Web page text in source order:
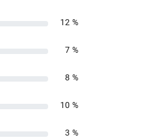
12 %
7 %
8 %
10 %
3 %